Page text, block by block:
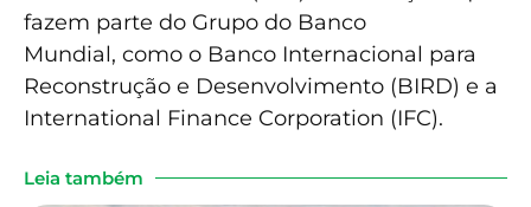
fazem parte do Grupo do Banco
Mundial, como o Banco Internacional para
Reconstrução e Desenvolvimento (BIRD) e a
International Finance Corporation (IFC).
Leia também